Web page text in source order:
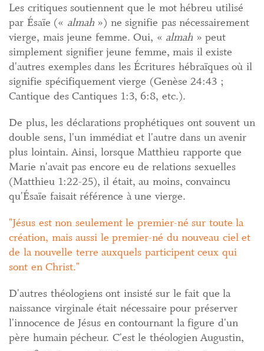
Les critiques soutiennent que le mot hébreu utilisé
par Ésaïe (« almah ») ne signifie pas nécessairement
vierge, mais jeune femme. Oui, « almah » peut
simplement signifier jeune femme, mais il existe
d'autres exemples dans les Écritures hébraïques où il
signifie spécifiquement vierge (Genèse 24:43 ;
Cantique des Cantiques 1:3, 6:8, etc.).
De plus, les déclarations prophétiques ont souvent un
double sens, l'un immédiat et l'autre dans un avenir
plus lointain. Ainsi, lorsque Matthieu rapporte que
Marie n'avait pas encore eu de relations sexuelles
(Matthieu 1:22-25), il était, au moins, convaincu
qu'Ésaïe faisait référence à une vierge.
Jésus est non seulement le premier-né sur toute la
création, mais aussi le premier-né du nouveau ciel et
de la nouvelle terre auxquels participent ceux qui
sont en Christ.
D'autres théologiens ont insisté sur le fait que la
naissance virginale était nécessaire pour préserver
l'innocence de Jésus en contournant la figure d'un
père humain pécheur. C'est le théologien Augustin,